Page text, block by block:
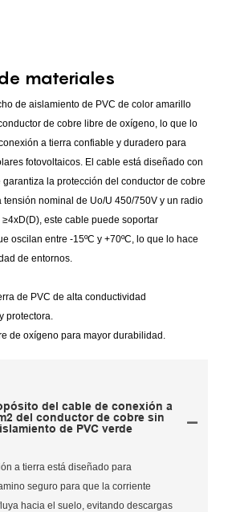
materiales
de aislamiento de PVC de color amarillo
de cobre libre de oxígeno, lo que lo
a tierra confiable y duradero para
fotovoltaicos. El cable está diseñado con
la protección del conductor de cobre
tensión nominal de Uo/U 450/750V y un radio
este cable puede soportar
oscilan entre -15ºC y +70ºC, lo que lo hace
de entornos.
de PVC de alta conductividad
protectora.
de oxígeno para mayor durabilidad.
del cable de conexión a
del conductor de cobre sin
de PVC verde
a tierra está diseñado para
seguro para que la corriente
hacia el suelo, evitando descargas